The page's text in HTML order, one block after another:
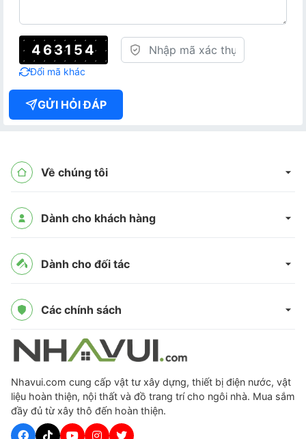
463154
Đổi mã khác
GỬI HỎI ĐÁP
Về chúng tôi
Dành cho khách hàng
Dành cho đối tác
Các chính sách
Nhavui.com cung cấp vật tư xây dựng, thiết bị điện nước, vật
liệu hoàn thiện, nội thất và đồ trang trí cho ngôi nhà. Mua sắm
đầy đủ từ xây thô đến hoàn thiện.